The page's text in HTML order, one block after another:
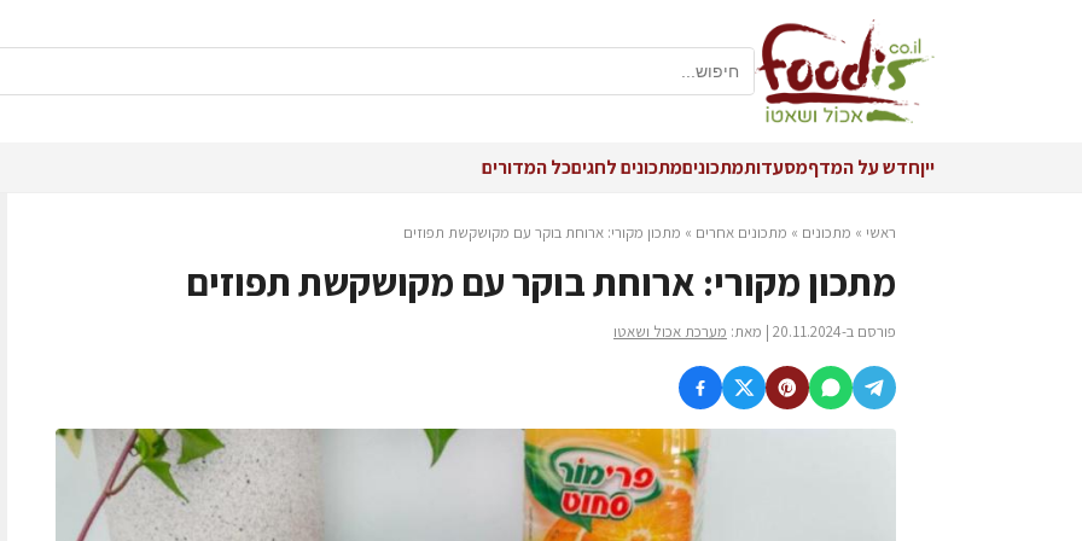
ייןחדש על המדףמסעדותמתכוניםמתכונים לחגיםכל המדורים
ראשי » מתכונים » מתכונים אחרים » מתכון מקורי: ארוחת בוקר עם מקושקשת תפוזים
מתכון מקורי: ארוחת בוקר עם מקושקשת תפוזים
פורסם ב-20.11.2024 | מאת: מערכת אכול ושאטו